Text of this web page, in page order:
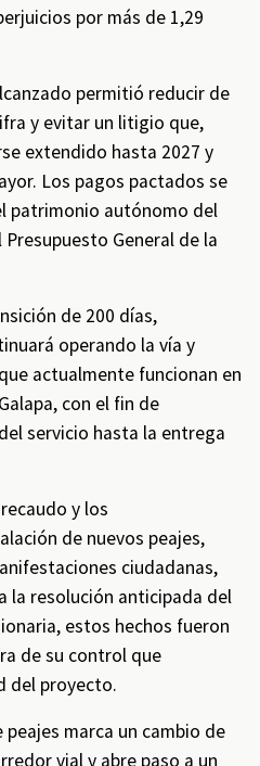
por más de 1,29
permitió reducir de
y evitar un litigio que,
extendido hasta 2027 y
Los pagos pactados se
patrimonio autónomo del
General de la
de 200 días,
operando la vía y
actualmente funcionan en
con el fin de
servicio hasta la entrega
y los
de nuevos peajes,
ciudadanas,
la resolución anticipada del
estos hechos fueron
de su control que
del proyecto.
marca un cambio de
vial y abre paso a un